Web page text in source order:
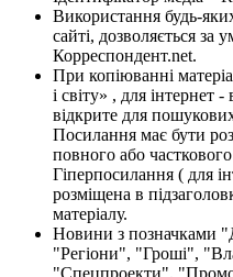
Використання будь-
сайті, дозволяється за
Корреспондент.net.
При копіюванні
і світу» , для інтернет
відкрите для
Посилання має бути
повного або
Гіперпосилання ( для
розміщена в
матеріалу.
Новини з позначками
"Регіони", "Гроші",
"Спецпроекти",